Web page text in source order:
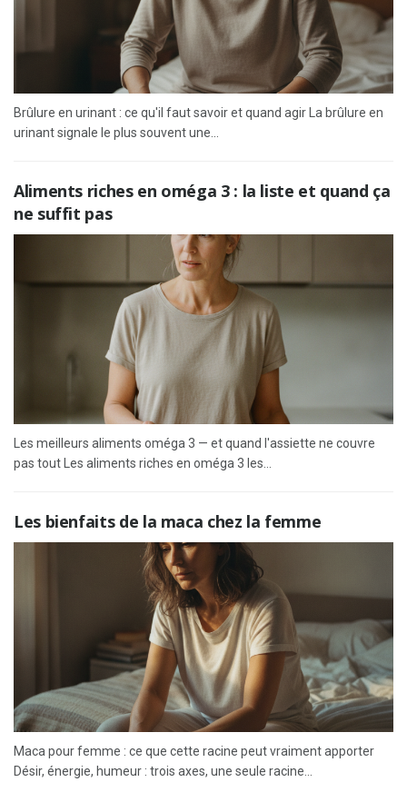
Brûlure en urinant : ce qu'il faut savoir et quand agir La brûlure en
urinant signale le plus souvent une...
Aliments riches en oméga 3 : la liste et quand ça
ne suffit pas
Les meilleurs aliments oméga 3 — et quand l'assiette ne couvre
pas tout Les aliments riches en oméga 3 les...
Les bienfaits de la maca chez la femme
Maca pour femme : ce que cette racine peut vraiment apporter
Désir, énergie, humeur : trois axes, une seule racine...